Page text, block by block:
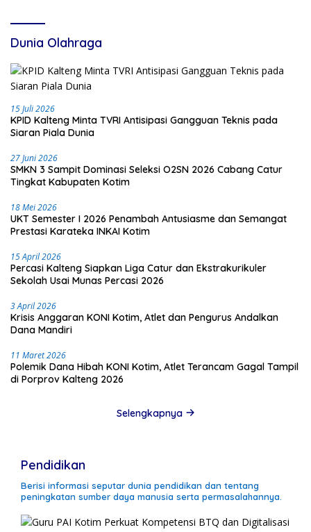
Dunia Olahraga
15 Juli 2026
KPID Kalteng Minta TVRI Antisipasi Gangguan Teknis pada
Siaran Piala Dunia
27 Juni 2026
SMKN 3 Sampit Dominasi Seleksi O2SN 2026 Cabang Catur
Tingkat Kabupaten Kotim
18 Mei 2026
UKT Semester I 2026 Penambah Antusiasme dan Semangat
Prestasi Karateka INKAI Kotim
15 April 2026
Percasi Kalteng Siapkan Liga Catur dan Ekstrakurikuler
Sekolah Usai Munas Percasi 2026
3 April 2026
Krisis Anggaran KONI Kotim, Atlet dan Pengurus Andalkan
Dana Mandiri
11 Maret 2026
Polemik Dana Hibah KONI Kotim, Atlet Terancam Gagal Tampil
di Porprov Kalteng 2026
Selengkapnya
Pendidikan
Berisi informasi seputar dunia pendidikan dan tentang
peningkatan sumber daya manusia serta permasalahannya.